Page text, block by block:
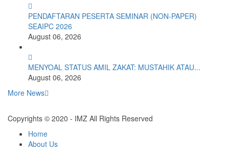
PENDAFTARAN PESERTA SEMINAR (NON-PAPER)
SEAIPC 2026
August 06, 2026
MENYOAL STATUS AMIL ZAKAT: MUSTAHIK ATAU...
August 06, 2026
More News
Copyrights © 2020 - IMZ All Rights Reserved
Home
About Us